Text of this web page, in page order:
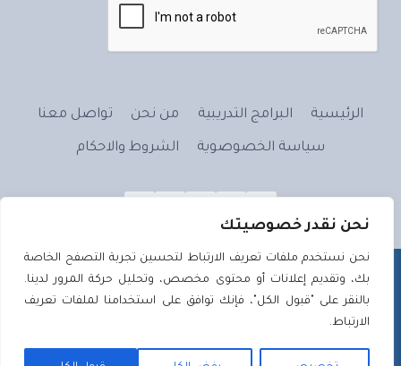
نحن نقدر خصوصيتك
نحن نستخدم ملفات تعريف الارتباط لتحسين تجربة التصفح الخاصة
بك، وتقديم إعلانات أو محتوى مخصص، وتحليل حركة المرور لدينا.
بالنقر على "قبول الكل"، فإنك توافق على استخدامنا لملفات تعريف
الارتباط.
الرئيسية البرامج التدريبية من نحن تواصل معنا
سياسة الخصوصوية الشروط والاحكام
تصميم وتطويرتصميم ويب | Tassmeemweb